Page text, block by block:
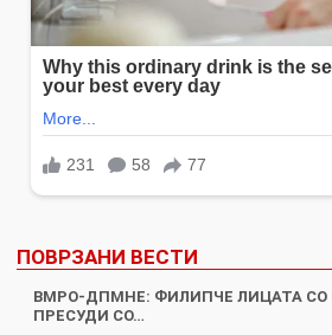
ПОВРЗАНИ ВЕСТИ
ВМРО-ДПМНЕ: ФИЛИПЧЕ ЛИЦАТА СО
ПРЕСУДИ СО…